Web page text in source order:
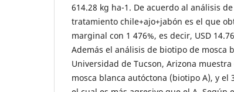
614.28 kg ha-1. De acuerdo al análisis
tratamiento chile+ajo+jabón es el que
marginal con 1 476%, es decir, USD
Además el análisis de biotipo de mosca
Universidad de Tucson, Arizona
mosca blanca autóctona (biotipo A), y el